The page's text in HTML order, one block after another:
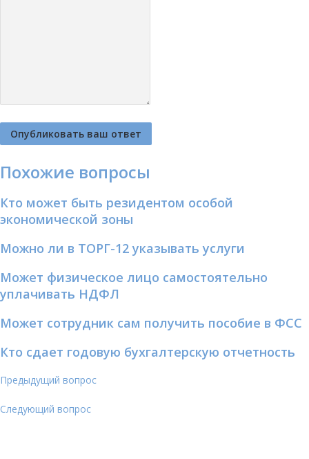
Похожие вопросы
Кто может быть резидентом особой
экономической зоны
Можно ли в ТОРГ-12 указывать услуги
Может физическое лицо самостоятельно
уплачивать НДФЛ
Может сотрудник сам получить пособие в ФСС
Кто сдает годовую бухгалтерскую отчетность
Предыдущий вопрос
Следующий вопрос